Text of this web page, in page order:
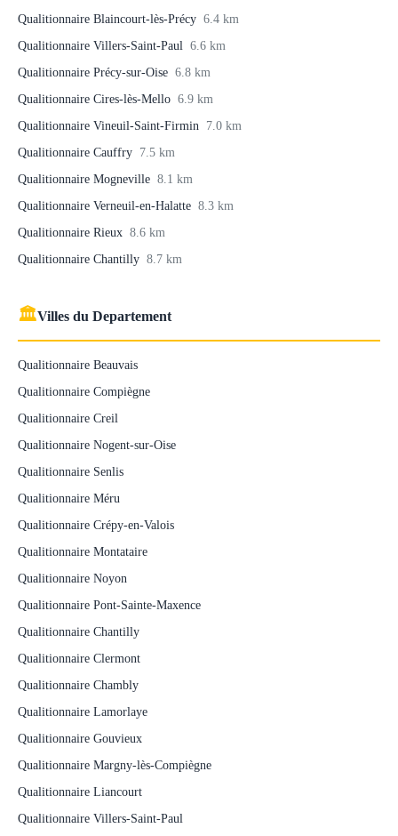
Qualitionnaire Blaincourt-lès-Précy 6.4 km
Qualitionnaire Villers-Saint-Paul 6.6 km
Qualitionnaire Précy-sur-Oise 6.8 km
Qualitionnaire Cires-lès-Mello 6.9 km
Qualitionnaire Vineuil-Saint-Firmin 7.0 km
Qualitionnaire Cauffry 7.5 km
Qualitionnaire Mogneville 8.1 km
Qualitionnaire Verneuil-en-Halatte 8.3 km
Qualitionnaire Rieux 8.6 km
Qualitionnaire Chantilly 8.7 km
🏛Villes du Departement
Qualitionnaire Beauvais
Qualitionnaire Compiègne
Qualitionnaire Creil
Qualitionnaire Nogent-sur-Oise
Qualitionnaire Senlis
Qualitionnaire Méru
Qualitionnaire Crépy-en-Valois
Qualitionnaire Montataire
Qualitionnaire Noyon
Qualitionnaire Pont-Sainte-Maxence
Qualitionnaire Chantilly
Qualitionnaire Clermont
Qualitionnaire Chambly
Qualitionnaire Lamorlaye
Qualitionnaire Gouvieux
Qualitionnaire Margny-lès-Compiègne
Qualitionnaire Liancourt
Qualitionnaire Villers-Saint-Paul